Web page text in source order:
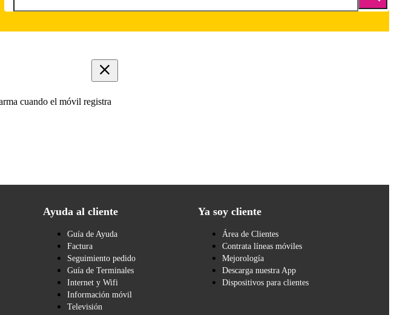
cuando el móvil registra
Ayuda al cliente
Guía de Ayuda
Factura
Seguimiento pedido
Guía de Terminales
Internet y Wifi
Información móvil
Televisión
Ya soy cliente
Área de Clientes
Contrata líneas móviles
Mejorología
Descarga nuestra App
Dispositivos para clientes